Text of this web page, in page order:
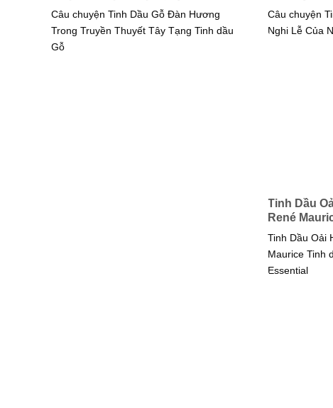
Câu chuyện Tinh Dầu Gỗ Đàn Hương
Trong Truyền Thuyết Tây Tạng Tinh dầu
Gỗ
Câu chuyện
Nghi Lễ Của
Tinh Dầu
René
Tinh Dầu Oải
Maurice Tinh
Essential